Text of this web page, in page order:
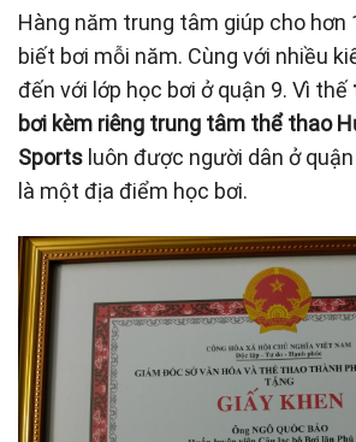
Hàng năm trung tâm giúp cho hơn
biết bơi mỗi năm. Cùng với nhiều
đến với lớp học bơi ở quận 9. Vì thế
bơi kèm riêng trung tâm thể thao
Sports luôn được người dân ở
là một địa điểm học bơi.